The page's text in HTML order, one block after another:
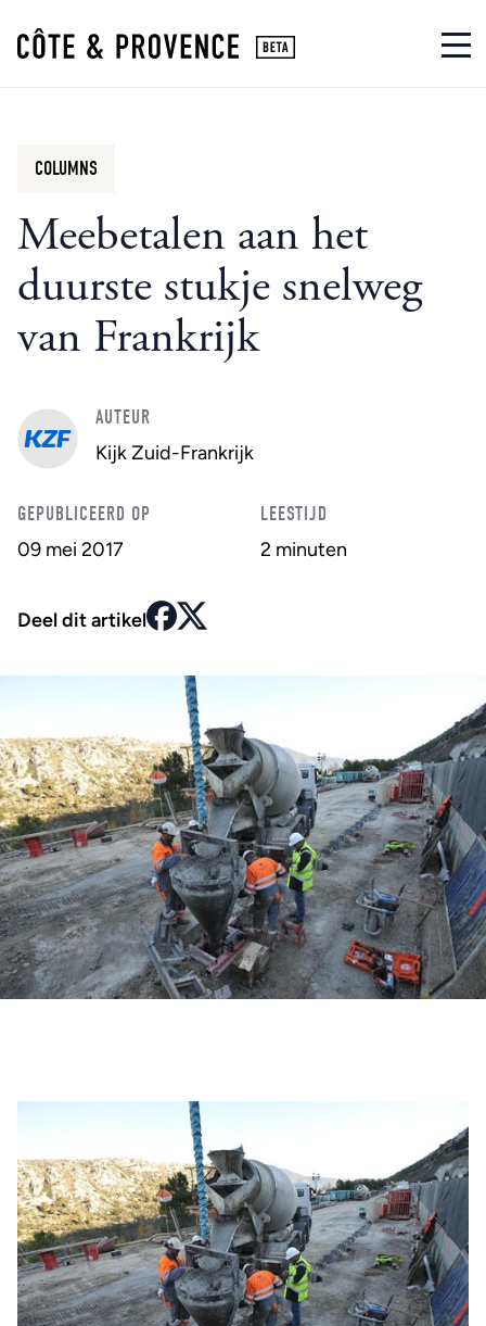
Meebetalen aan het
duurste stukje snelweg
van Frankrijk
COLUMNS
AUTEUR
Kijk Zuid-Frankrijk
GEPUBLICEERD OP
09 mei 2017
LEESTIJD
2 minuten
Deel dit artikel